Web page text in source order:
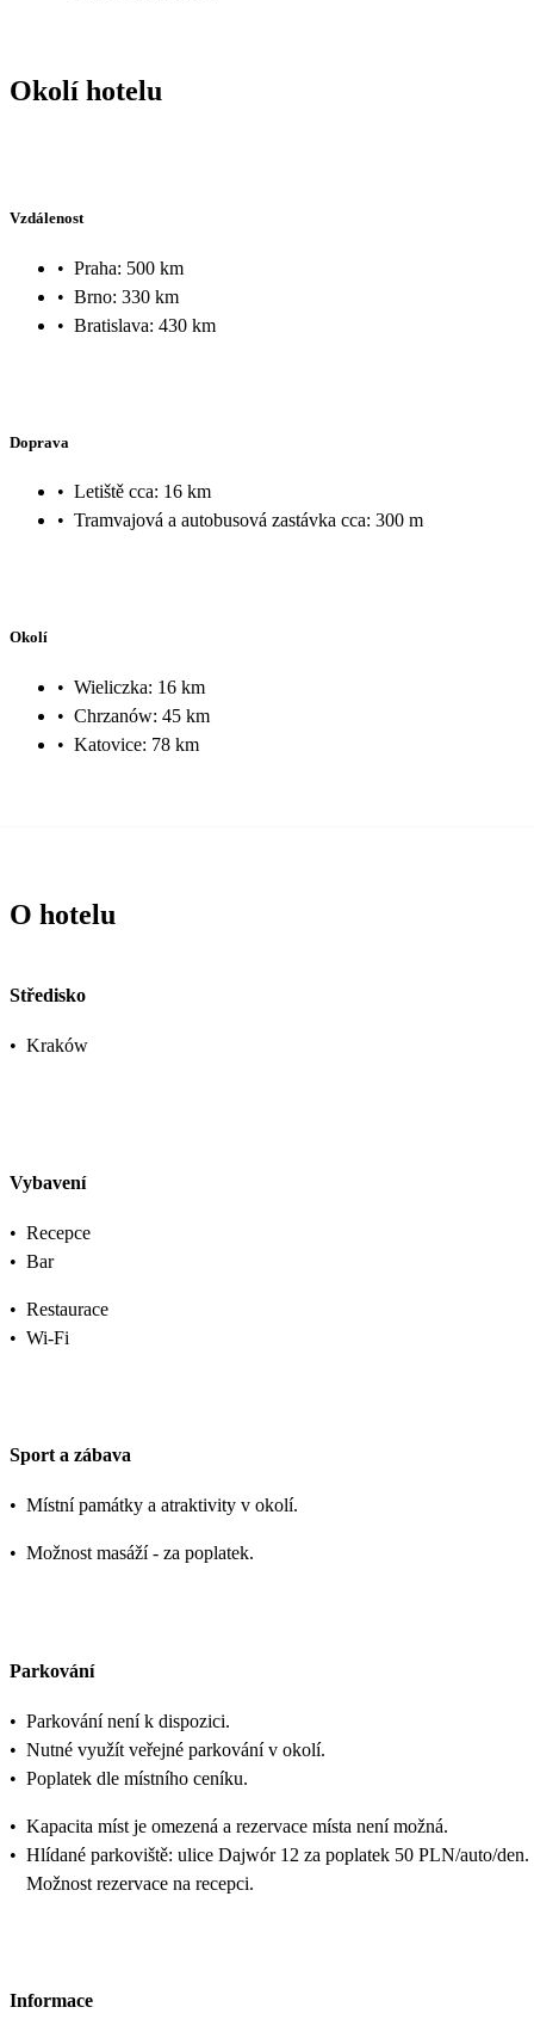
Okolí hotelu
Vzdálenost
• Praha: 500 km
• Brno: 330 km
• Bratislava: 430 km
Doprava
• Letiště cca: 16 km
• Tramvajová a autobusová zastávka cca: 300 m
Okolí
• Wieliczka: 16 km
• Chrzanów: 45 km
• Katovice: 78 km
O hotelu
Středisko
• Kraków
Vybavení
• Recepce
• Bar
• Restaurace
• Wi-Fi
Sport a zábava
• Místní památky a atraktivity v okolí.
• Možnost masáží - za poplatek.
Parkování
• Parkování není k dispozici.
• Nutné využít veřejné parkování v okolí.
• Poplatek dle místního ceníku.
• Kapacita míst je omezená a rezervace místa není možná.
• Hlídané parkoviště: ulice Dajwór 12 za poplatek 50 PLN/auto/den.
Možnost rezervace na recepci.
Informace